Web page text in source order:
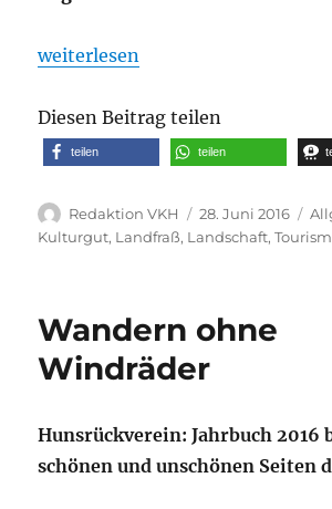
„Kreistagsmitglied bewertet
weiterlesen
Diesen Beitrag teilen
teilen teilen
Autor
Redaktion VKH
Veröffentlicht
am
28. Juni 2016
Kulturgut, Landfraß, Landschaft,
Wandern ohne
Windräder
Hunsrückverein: Jahrbuch 2016
schönen und unschönen Seiten